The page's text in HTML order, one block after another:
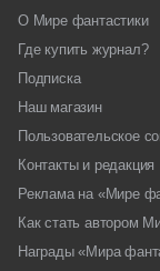
О Мире фантастики
Где купить журнал?
Подписка
Наш магазин
Пользовательское
Контакты и редакция
Реклама на «Мире
Как стать автором
Награды «Мира